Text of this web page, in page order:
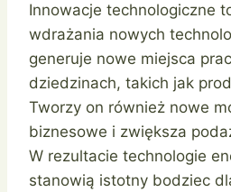
Innowacje technologiczne
wdrażania nowych
generuje nowe miejsca
dziedzinach, takich jak
Tworzy on również nowe
biznesowe i zwiększa
W rezultacie technologie
stanowią istotny bodziec